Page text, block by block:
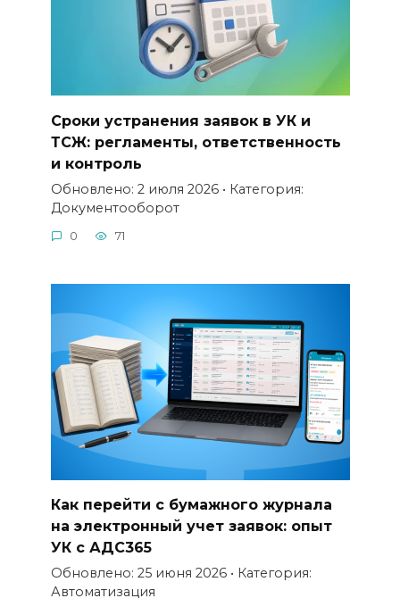
Сроки устранения заявок в УК и
ТСЖ: регламенты, ответственность
и контроль
Обновлено: 2 июля 2026 • Категория:
Документооборот
0 71
Как перейти с бумажного журнала
на электронный учет заявок: опыт
УК с АДС365
Обновлено: 25 июня 2026 • Категория:
Автоматизация